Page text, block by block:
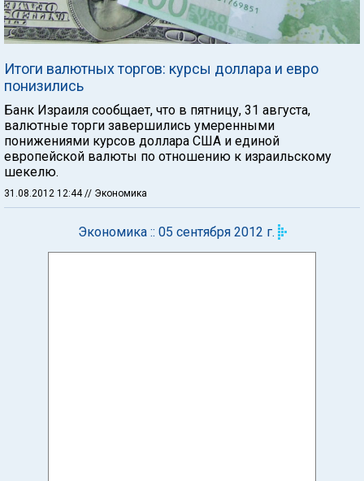
Итоги валютных торгов: курсы доллара и евро
понизились
Банк Израиля сообщает, что в пятницу, 31 августа,
валютные торги завершились умеренными
понижениями курсов доллара США и единой
европейской валюты по отношению к израильскому
шекелю.
31.08.2012 12:44// Экономика
Экономика :: 05 сентября 2012 г.